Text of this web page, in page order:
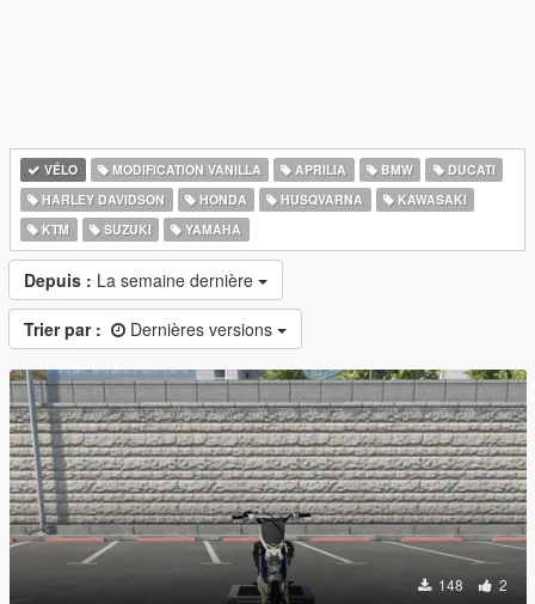
VÉLO MODIFICATION VANILLA APRILIA BMW
DUCATI
HARLEY DAVIDSON
HONDA HUSQVARNA
KAWASAKI
KTM
SUZUKI YAMAHA
Depuis : La semaine dernière
Trier par : Dernières versions
148 2